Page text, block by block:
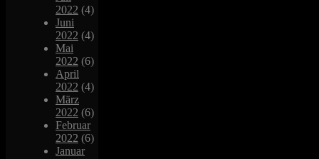
2022 (4)
Juni
2022 (4)
Mai
2022 (6)
April
2022 (4)
März
2022 (6)
Februar
2022 (6)
Januar